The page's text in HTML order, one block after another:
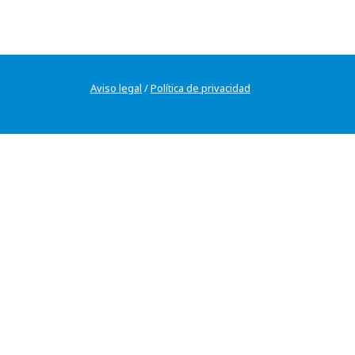
Aviso legal /Política de privacidad